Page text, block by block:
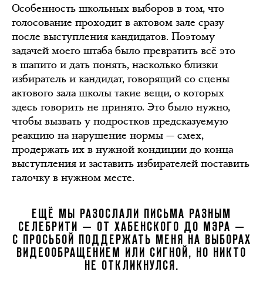
Особенность школьных выборов в том, что
голосование проходит в актовом зале сразу
после выступления кандидатов. Поэтому
задачей моего штаба было превратить всё это
в шапито и дать понять, насколько близки
избиратель и кандидат, говорящий со сцены
актового зала школы такие вещи, о которых
здесь говорить не принято. Это было нужно,
чтобы вызвать у подростков предсказуемую
реакцию на нарушение нормы — смех,
продержать их в нужной кондиции до конца
выступления и заставить избирателей поставить
галочку в нужном месте.
ЕЩЁ МЫ РАЗОСЛАЛИ ПИСЬМА РАЗНЫМ
СЕЛЕБРИТИ — ОТ ХАБЕНСКОГО ДО МЭРА —
С ПРОСЬБОЙ ПОДДЕРЖАТЬ МЕНЯ НА ВЫБОРАХ
ВИДЕООБРАЩЕНИЕМ ИЛИ СИГНОЙ, НО НИКТО
НЕ ОТКЛИКНУЛСЯ.